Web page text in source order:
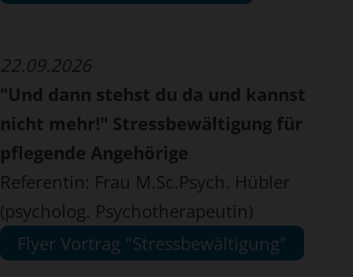
22.09.2026
"Und dann stehst du da und kannst
nicht mehr!" Stressbewältigung für
pflegende Angehörige
Referentin: Frau M.Sc.Psych. Hübler
(psycholog. Psychotherapeutin)
Flyer Vortrag "Stressbewältigung"